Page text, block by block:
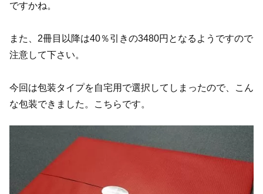
ですかね。
また、2冊目以降は40％引きの3480円となるようですので
注意して下さい。
今回は包装タイプを自宅用で選択してしまったので、こん
な包装できました。こちらです。